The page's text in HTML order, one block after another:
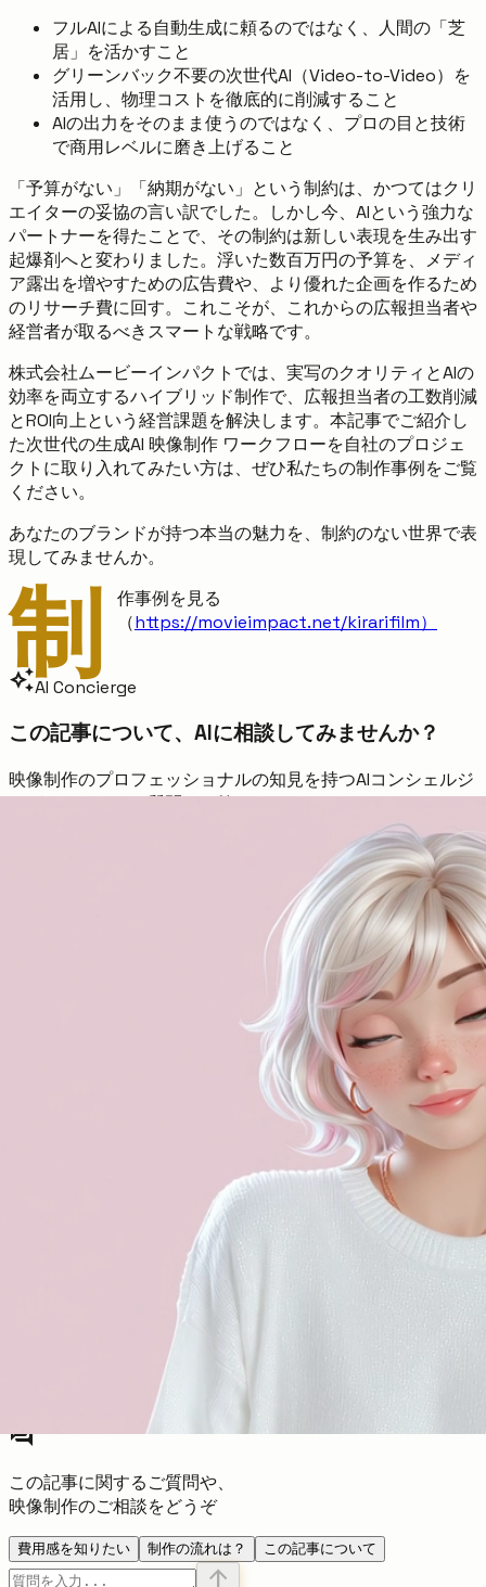
フルAIによる自動生成に頼るのではなく、人間の「芝
居」を活かすこと
グリーンバック不要の次世代AI（Video-to-Video）を
活用し、物理コストを徹底的に削減すること
AIの出力をそのまま使うのではなく、プロの目と技術
で商用レベルに磨き上げること
「予算がない」「納期がない」という制約は、かつてはクリ
エイターの妥協の言い訳でした。しかし今、AIという強力な
パートナーを得たことで、その制約は新しい表現を生み出す
起爆剤へと変わりました。浮いた数百万円の予算を、メディ
ア露出を増やすための広告費や、より優れた企画を作るため
のリサーチ費に回す。これこそが、これからの広報担当者や
経営者が取るべきスマートな戦略です。
株式会社ムービーインパクトでは、実写のクオリティとAIの
効率を両立するハイブリッド制作で、広報担当者の工数削減
とROI向上という経営課題を解決します。本記事でご紹介し
た次世代の生成AI 映像制作 ワークフローを自社のプロジェ
クトに取り入れてみたい方は、ぜひ私たちの制作事例をご覧
ください。
あなたのブランドが持つ本当の魅力を、制約のない世界で表
現してみませんか。
制
作事例を見る
（https://movieimpact.net/kirarifilm）
auto_awesomeAI Concierge
この記事について、AIに相談してみませんか？
映像制作のプロフェッショナルの知見を持つAIコンシェルジ
ュが、あなたのご質問にお答えします。
AIコンシェルジュ
forum
この記事に関するご質問や、
映像制作のご相談をどうぞ
費用感を知りたい 制作の流れは？ この記事について
arrow_upward